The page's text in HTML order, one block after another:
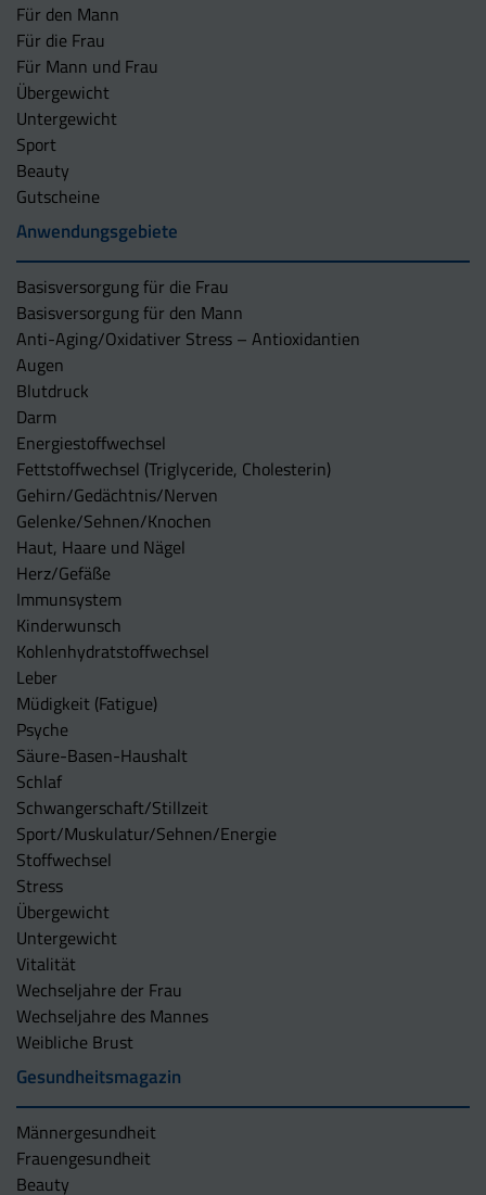
Für den Mann
Für die Frau
Für Mann und Frau
Übergewicht
Untergewicht
Sport
Beauty
Gutscheine
Anwendungsgebiete
Basisversorgung für die Frau
Basisversorgung für den Mann
Anti-Aging/Oxidativer Stress – Antioxidantien
Augen
Blutdruck
Darm
Energiestoffwechsel
Fettstoffwechsel (Triglyceride, Cholesterin)
Gehirn/Gedächtnis/Nerven
Gelenke/Sehnen/Knochen
Haut, Haare und Nägel
Herz/Gefäße
Immunsystem
Kinderwunsch
Kohlenhydratstoffwechsel
Leber
Müdigkeit (Fatigue)
Psyche
Säure-Basen-Haushalt
Schlaf
Schwangerschaft/Stillzeit
Sport/Muskulatur/Sehnen/Energie
Stoffwechsel
Stress
Übergewicht
Untergewicht
Vitalität
Wechseljahre der Frau
Wechseljahre des Mannes
Weibliche Brust
Gesundheitsmagazin
Männergesundheit
Frauengesundheit
Beauty